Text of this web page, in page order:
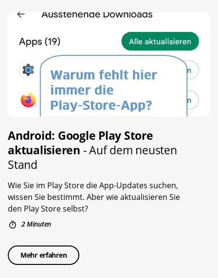
Android: Google Play Store
aktualisieren - Auf dem neusten
Stand
Wie Sie im Play Store die App-Updates suchen,
wissen Sie bestimmt. Aber wie aktualisieren Sie
den Play Store selbst?
2 Minuten
Mehr erfahren